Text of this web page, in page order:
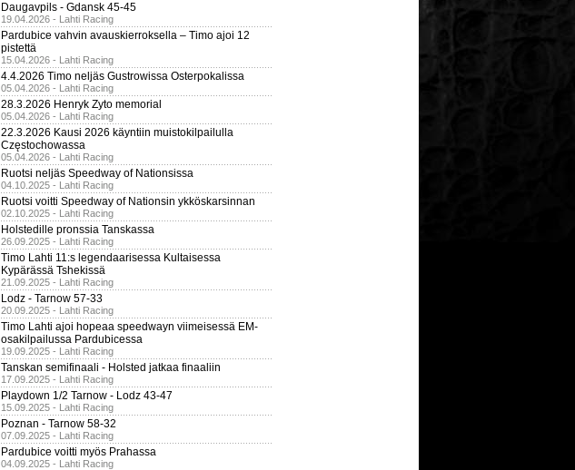
Daugavpils - Gdansk 45-45
19.04.2026 - Lahti Racing
Pardubice vahvin avauskierroksella – Timo ajoi 12
pistettä
15.04.2026 - Lahti Racing
4.4.2026 Timo neljäs Gustrowissa Osterpokalissa
05.04.2026 - Lahti Racing
28.3.2026 Henryk Zyto memorial
05.04.2026 - Lahti Racing
22.3.2026 Kausi 2026 käyntiin muistokilpailulla
Częstochowassa
05.04.2026 - Lahti Racing
Ruotsi neljäs Speedway of Nationsissa
04.10.2025 - Lahti Racing
Ruotsi voitti Speedway of Nationsin ykköskarsinnan
02.10.2025 - Lahti Racing
Holstedille pronssia Tanskassa
26.09.2025 - Lahti Racing
Timo Lahti 11:s legendaarisessa Kultaisessa
Kypärässä Tshekissä
21.09.2025 - Lahti Racing
Lodz - Tarnow 57-33
20.09.2025 - Lahti Racing
Timo Lahti ajoi hopeaa speedwayn viimeisessä EM-
osakilpailussa Pardubicessa
19.09.2025 - Lahti Racing
Tanskan semifinaali - Holsted jatkaa finaaliin
17.09.2025 - Lahti Racing
Playdown 1/2 Tarnow - Lodz 43-47
15.09.2025 - Lahti Racing
Poznan - Tarnow 58-32
07.09.2025 - Lahti Racing
Pardubice voitti myös Prahassa
04.09.2025 - Lahti Racing